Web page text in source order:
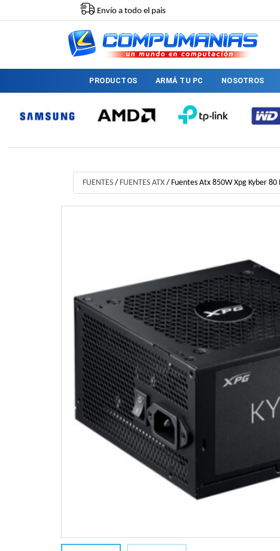
PRODUCTOS ARMÁ TU PC NOSOTROS
Envío a todo el pais
FUENTES / FUENTES ATX / Fuentes Atx 850W Xpg Kyber 80